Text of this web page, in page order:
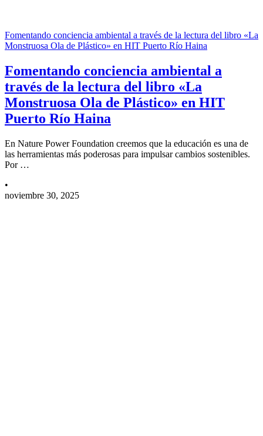
Fomentando conciencia ambiental a través de la lectura del libro «La
Monstruosa Ola de Plástico» en HIT Puerto Río Haina
Fomentando conciencia ambiental a
través de la lectura del libro «La
Monstruosa Ola de Plástico» en HIT
Puerto Río Haina
En Nature Power Foundation creemos que la educación es una de
las herramientas más poderosas para impulsar cambios sostenibles.
Por …
•
noviembre 30, 2025